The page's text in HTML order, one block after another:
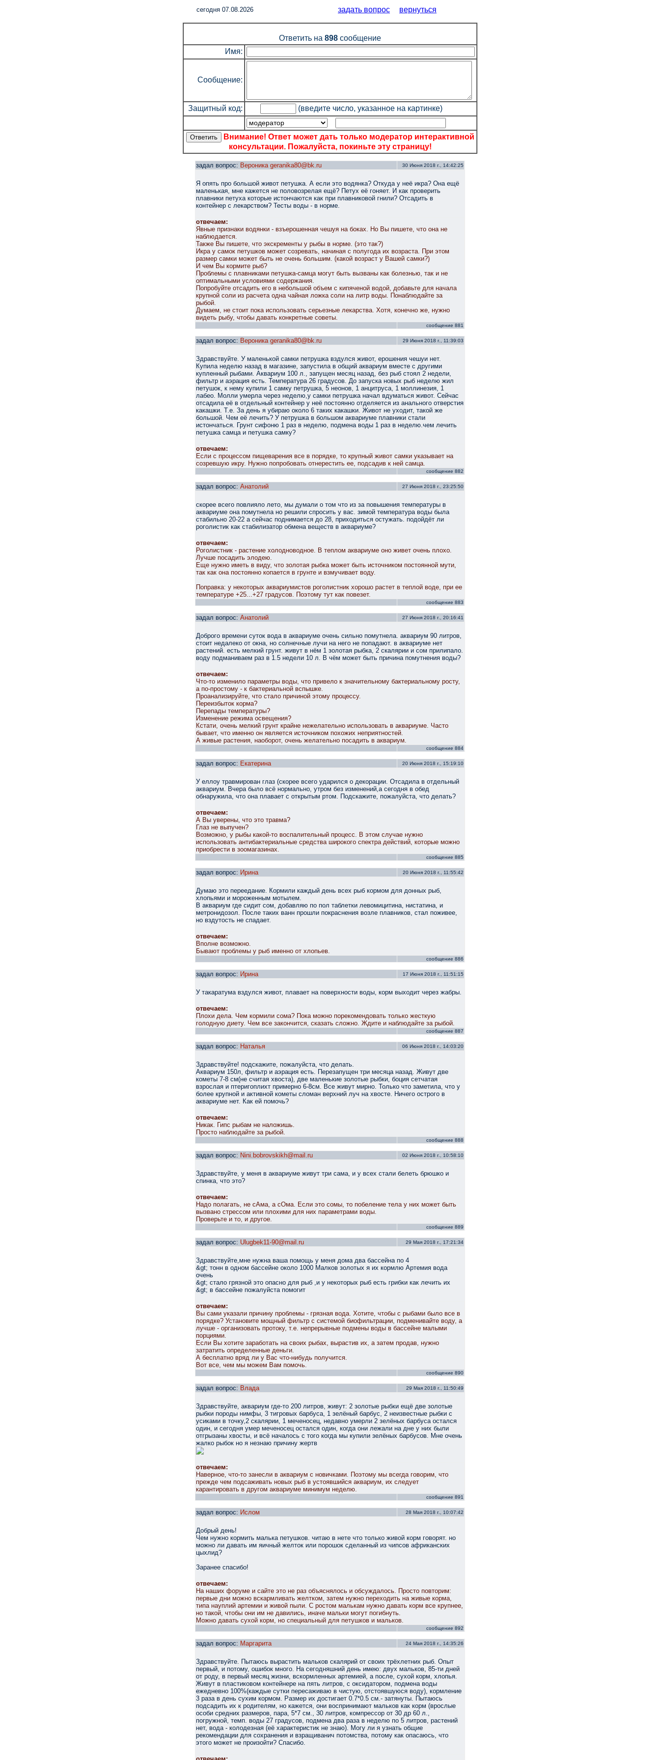
cегодня 07.08.2026 задать вопрос вернуться
Ответить на 898 сообщение
Имя:
Сообщение:
Защитный код: (введите число, указанное на картинке)
Внимание! Ответ может дать только модератор интерактивной
консультации. Пожалуйста, покиньте эту страницу!
задал вопрос: Вероника geranika80@bk.ru 30 Июня 2018 г., 14:42:25
Я опять про большой живот петушка. А если это водянка? Откуда у неё икра? Она ещё
маленькая, мне кажется не половозрелая ещё? Петух её гоняет. И как проверить
плавники петуха которые истончаются как при плавниковой гнили? Отсадить в
контейнер с лекарством? Тесты воды - в норме.
отвечаем:
Явные признаки водянки - взъерошенная чешуя на боках. Но Вы пишете, что она не
наблюдается.
Также Вы пишете, что экскременты у рыбы в норме. (это так?)
Икра у самок петушков может созревать, начиная с полугода их возраста. При этом
размер самки может быть не очень большим. (какой возраст у Вашей самки?)
И чем Вы кормите рыб?
Проблемы с плавниками петушка-самца могут быть вызваны как болезнью, так и не
оптимальными условиями содержания.
Попробуйте отсадить его в небольшой объем с кипяченой водой, добавьте для начала
крупной соли из расчета одна чайная ложка соли на литр воды. Понаблюдайте за
рыбой.
Думаем, не стоит пока использовать серьезные лекарства. Хотя, конечно же, нужно
видеть рыбу, чтобы давать конкретные советы.
сообщение 881
задал вопрос: Вероника geranika80@bk.ru 29 Июня 2018 г., 11:39:03
Здравствуйте. У маленькой самки петрушка вздулся живот, ерошения чешуи нет.
Купила неделю назад в магазине, запустила в общий аквариум вместе с другими
купленный рыбами. Аквариум 100 л., запущен месяц назад, без рыб стоял 2 недели,
фильтр и аэрация есть. Температура 26 градусов. До запуска новых рыб неделю жил
петушок, к нему купили 1 самку петрушка, 5 неонов, 1 анцитруса, 1 моллинезия, 1
лабео. Молли умерла через неделю,у самки петрушка начал вдуматься живот. Сейчас
отсадила её в отдельный контейнер у неё постоянно отделяется из анального отверстия
какашки. Т.е. За день я убираю около 6 таких какашки. Живот не уходит, такой же
большой. Чем её лечить? У петрушка в большом аквариуме плавники стали
истончаться. Грунт сифоню 1 раз в неделю, подмена воды 1 раз в неделю.чем лечить
петушка самца и петушка самку?
отвечаем:
Если с процессом пищеварения все в порядке, то крупный живот самки указывает на
созревшую икру. Нужно попробовать отнерестить ее, подсадив к ней самца.
сообщение 882
задал вопрос: Анатолий 27 Июня 2018 г., 23:25:50
скорее всего повлияло лето, мы думали о том что из за повышения температуры в
аквариуме она помутнела но решили спросить у вас. зимой температура воды была
стабильно 20-22 а сейчас поднимается до 28, приходиться остужать. подойдёт ли
роголистик как стабилизатор обмена веществ в аквариуме?
отвечаем:
Роголистник - растение холодноводное. В теплом аквариуме оно живет очень плохо.
Лучше посадить элодею.
Еще нужно иметь в виду, что золотая рыбка может быть источником постоянной мути,
так как она постоянно копается в грунте и взмучивает воду.
Поправка: у некоторых аквариумистов роголистник хорошо растет в теплой воде, при ее
температуре +25...+27 градусов. Поэтому тут как повезет.
сообщение 883
задал вопрос: Анатолий 27 Июня 2018 г., 20:16:41
Доброго времени суток вода в аквариуме очень сильно помутнела. аквариум 90 литров,
стоит недалеко от окна, но солнечные лучи на него не попадают. в аквариуме нет
растений. есть мелкий грунт. живут в нём 1 золотая рыбка, 2 скалярии и сом прилипало.
воду подманиваем раз в 1.5 недели 10 л. В чём может быть причина помутнения воды?
отвечаем:
Что-то изменило параметры воды, что привело к значительному бактериальному росту,
а по-простому - к бактериальной вспышке.
Проанализируйте, что стало причиной этому процессу.
Переизбыток корма?
Перепады температуры?
Изменение режима освещения?
Кстати, очень мелкий грунт крайне нежелательно использовать в аквариуме. Часто
бывает, что именно он является источником похожих неприятностей.
А живые растения, наоборот, очень желательно посадить в аквариум.
сообщение 884
задал вопрос: Екатерина 20 Июня 2018 г., 15:19:10
У еллоу травмирован глаз (скорее всего ударился о декорации. Отсадила в отдельный
аквариум. Вчера было всё нормально, утром без изменений,а сегодня в обед
обнаружила, что она плавает с открытым ртом. Подскажите, пожалуйста, что делать?
отвечаем:
А Вы уверены, что это травма?
Глаз не выпучен?
Возможно, у рыбы какой-то воспалительный процесс. В этом случае нужно
использовать антибактериальные средства широкого спектра действий, которые можно
приобрести в зоомагазинах.
сообщение 885
задал вопрос: Ирина 20 Июня 2018 г., 11:55:42
Думаю это переедание. Кормили каждый день всех рыб кормом для донных рыб,
хлопьями и мороженным мотылем.
В аквариум где сидит сом, добавляю по пол таблетки левомицитина, нистатина, и
метронидозол. После таких ванн прошли покраснения возле плавников, стал поживее,
но вздутость не спадает.
отвечаем:
Вполне возможно.
Бывают проблемы у рыб именно от хлопьев.
сообщение 886
задал вопрос: Ирина 17 Июня 2018 г., 11:51:15
У такаратума вздулся живот, плавает на поверхности воды, корм выходит через жабры.
отвечаем:
Плохи дела. Чем кормили сома? Пока можно порекомендовать только жесткую
голодную диету. Чем все закончится, сказать сложно. Ждите и наблюдайте за рыбой.
сообщение 887
задал вопрос: Наталья 06 Июня 2018 г., 14:03:20
Здравствуйте! подскажите, пожалуйста, что делать.
Аквариум 150л, фильтр и аэрация есть. Перезапущен три месяца назад. Живут две
кометы 7-8 см(не считая хвоста), две маленькие золотые рыбки, боция сетчатая
взрослая и птеригоплихт примерно 6-8см. Все живут мирно. Только что заметила, что у
более крупной и активной кометы сломан верхний луч на хвосте. Ничего острого в
аквариуме нет. Как ей помочь?
отвечаем:
Никак. Гипс рыбам не наложишь.
Просто наблюдайте за рыбой.
сообщение 888
задал вопрос: Nini.bobrovskikh@mail.ru 02 Июня 2018 г., 10:58:10
Здравствуйте, у меня в аквариуме живут три сама, и у всех стали белеть брюшко и
спинка, что это?
отвечаем:
Надо полагать, не сАма, а сОма. Если это сомы, то побеление тела у них может быть
вызвано стрессом или плохими для них параметрами воды.
Проверьте и то, и другое.
сообщение 889
задал вопрос: Ulugbek11-90@mail.ru 29 Мая 2018 г., 17:21:34
Здравствуйте,мне нужна ваша помощь у меня дома два бассейна по 4
&gt; тонн в одном бассейне около 1000 Малков золотых я их кормлю Артемия вода
очень
&gt; стало грязной это опасно для рыб ,и у некоторых рыб есть грибки как лечить их
&gt; в бассейне пожалуйста помогит
отвечаем:
Вы сами указали причину проблемы - грязная вода. Хотите, чтобы с рыбами было все в
порядке? Установите мощный фильтр с системой биофильтрации, подменивайте воду, а
лучше - организовать протоку, т.е. непрерывные подмены воды в бассейне малыми
порциями.
Если Вы хотите заработать на своих рыбах, вырастив их, а затем продав, нужно
затратить определенные деньги.
А бесплатно вряд ли у Вас что-нибудь получится.
Вот все, чем мы можем Вам помочь.
сообщение 890
задал вопрос: Влада 29 Мая 2018 г., 11:50:49
Здравствуйте, аквариум где-то 200 литров, живут: 2 золотые рыбки ещё две золотые
рыбки породы нимфы, 3 тигровых барбуса, 1 зелёный барбус, 2 неизвестные рыбки с
усиками в точку,2 скалярии, 1 меченосец, недавно умерли 2 зелёных барбуса остался
один, и сегодня умер меченосец остался один, когда они лежали на дне у них были
отгрызаны хвосты, и всё началось с того когда мы купили зелёных барбусов. Мне очень
жалко рыбок но я незнаю причину жертв
отвечаем:
Наверное, что-то занесли в аквариум с новичками. Поэтому мы всегда говорим, что
прежде чем подсаживать новых рыб в устоявшийся аквариум, их следует
карантировать в другом аквариуме минимум неделю.
сообщение 891
задал вопрос: Ислом 28 Мая 2018 г., 10:07:42
Добрый день!
Чем нужно кормить малька петушков. читаю в нете что только живой корм говорят. но
можно ли давать им яичный желток или порошок сделанный из чипсов африканских
цыхлид?
Заранее спасибо!
отвечаем:
На наших форуме и сайте это не раз объяснялось и обсуждалось. Просто повторим:
первые дни можно вскармливать желтком, затем нужно переходить на живые корма,
типа науплий артемии и живой пыли. С ростом малькам нужно давать корм все крупнее,
но такой, чтобы они им не давились, иначе мальки могут погибнуть.
Можно давать сухой корм, но специальный для петушков и мальков.
сообщение 892
задал вопрос: Маргарита 24 Мая 2018 г., 14:35:26
Здравствуйте. Пытаюсь вырастить мальков скалярий от своих трёхлетних рыб. Опыт
первый, и потому, ошибок много. На сегодняшний день имею: двух мальков, 85-ти дней
от роду, в первый месяц жизни, вскормленных артемией, а после, сухой корм, хлопья.
Живут в пластиковом контейнере на пять литров, с оксидатором, подмена воды
ежедневно 100%(каждые сутки пересаживаю в чистую, отстоявшуюся воду), кормление
3 раза в день сухим кормом. Размер их достигает 0.7*0.5 см.- затянуты. Пытаюсь
подсадить их к родителям, но кажется, они воспринимают мальков как корм (врослые
особи средних размеров, пара, 5*7 см., 30 литров, компрессор от 30 др 60 л.,
погружной, темп. воды 27 градусов, подмена два раза в неделю по 5 литров, растений
нет, вода - колодезная (её характеристик не знаю). Могу ли я узнать общие
рекомендации для сохранения и взращиванич потомства, потому как опасаюсь, что
этого может не произойти? Спасибо.